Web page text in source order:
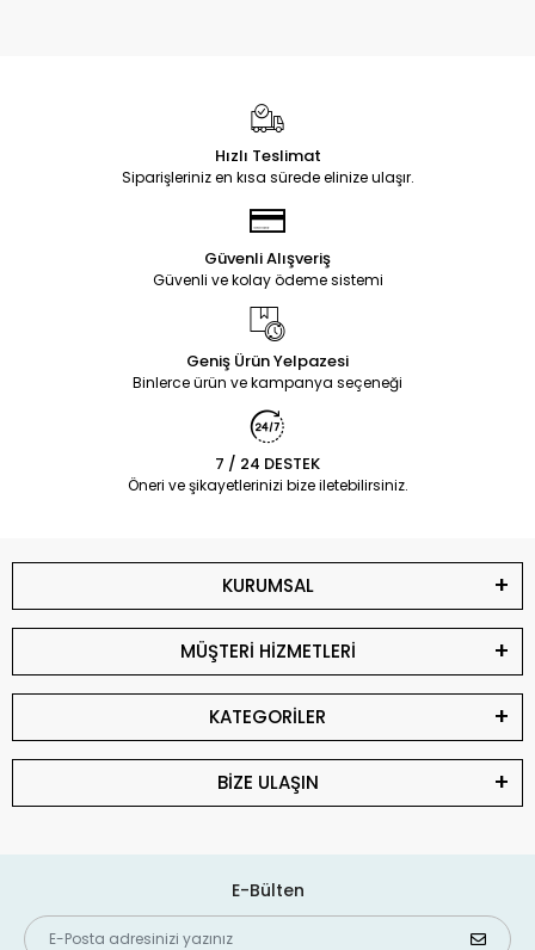
Hızlı Teslimat
Siparişleriniz en kısa sürede elinize ulaşır.
Güvenli Alışveriş
Güvenli ve kolay ödeme sistemi
Geniş Ürün Yelpazesi
Binlerce ürün ve kampanya seçeneği
7 / 24 DESTEK
Öneri ve şikayetlerinizi bize iletebilirsiniz.
KURUMSAL
MÜŞTERİ HİZMETLERİ
KATEGORİLER
BİZE ULAŞIN
E-Bülten